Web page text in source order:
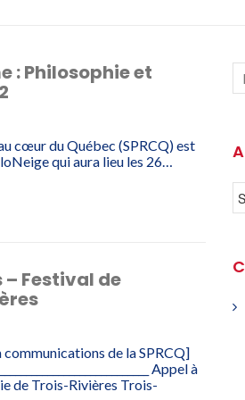
: Philosophie et
cœur du Québec (SPRCQ) est
qui aura lieu les 26…
Festival de
de la SPRCQ]
Appel à
de Trois-Rivières Trois-